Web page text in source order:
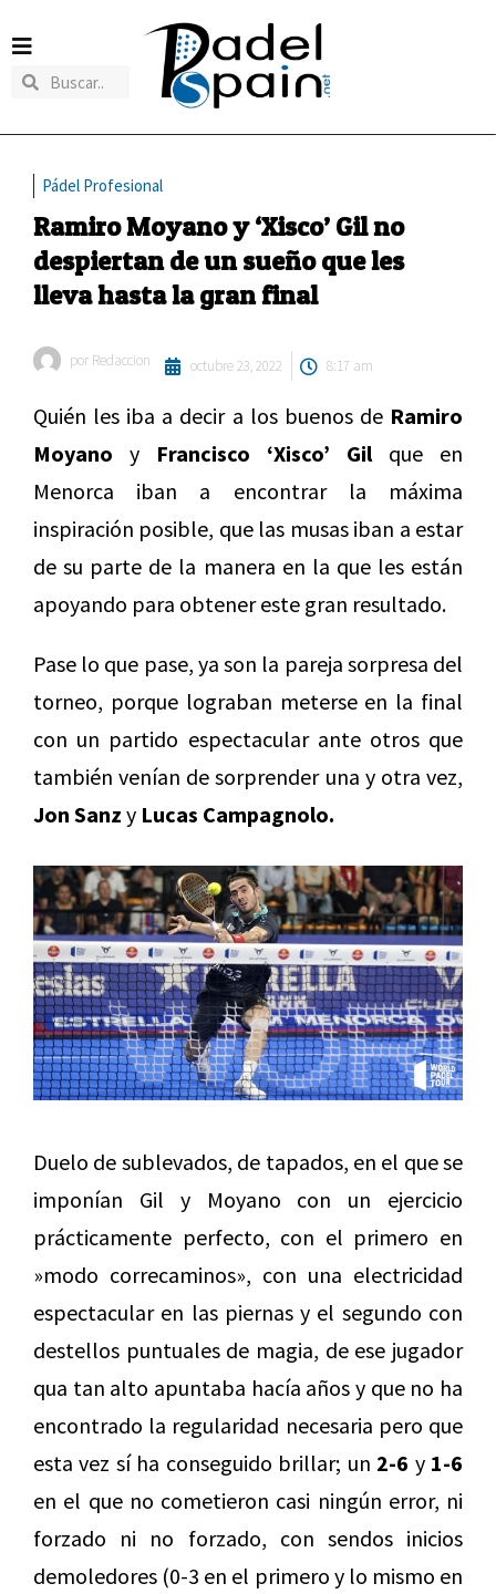
Pádel Profesional
Ramiro Moyano y ‘Xisco’ Gil no
despiertan de un sueño que les
lleva hasta la gran final
por Redaccion octubre 23, 2022 8:17 am
Quién les iba a decir a los buenos de Ramiro
Moyano y Francisco ‘Xisco’ Gilque en
Menorca iban a encontrar la máxima
inspiración posible, que las musas iban a estar
de su parte de la manera en la que les están
apoyando para obtener este gran resultado.
Pase lo que pase, ya son la pareja sorpresa del
torneo, porque lograban meterse en la final
con un partido espectacular ante otros que
también venían de sorprender una y otra vez,
Jon Sanz y Lucas Campagnolo.
Duelo de sublevados, de tapados, en el que se
imponían Gil y Moyano con un ejercicio
prácticamente perfecto, con el primero en
»modo correcaminos», con una electricidad
espectacular en las piernas y el segundo con
destellos puntuales de magia, de ese jugador
qua tan alto apuntaba hacía años y que no ha
encontrado la regularidad necesaria pero que
esta vez sí ha conseguido brillar; un 2-6 y 1-6
en el que no cometieron casi ningún error, ni
forzado ni no forzado, con sendos inicios
demoledores (0-3 en el primero y lo mismo en